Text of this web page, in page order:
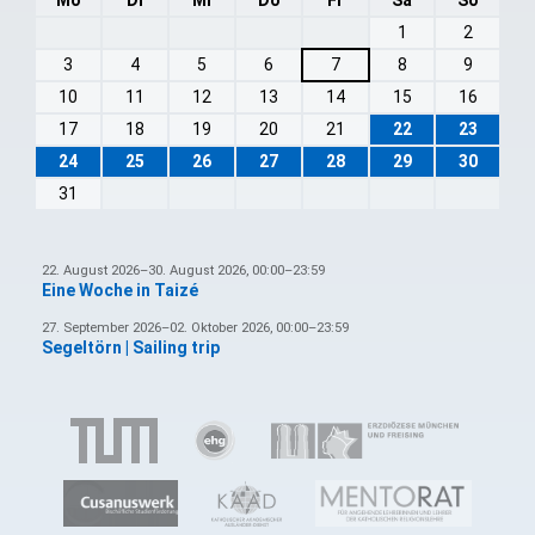
1
2
3
4 5 6 7 8
9
10
11 12 13 14 15
16
17
18 19 20 21 22
23
24
25 26 27 28 29
30
31
22. August 2026–30. August 2026, 00:00–23:59
Eine Woche in Taizé
27. September 2026–02. Oktober 2026, 00:00–23:59
Segeltörn | Sailing trip